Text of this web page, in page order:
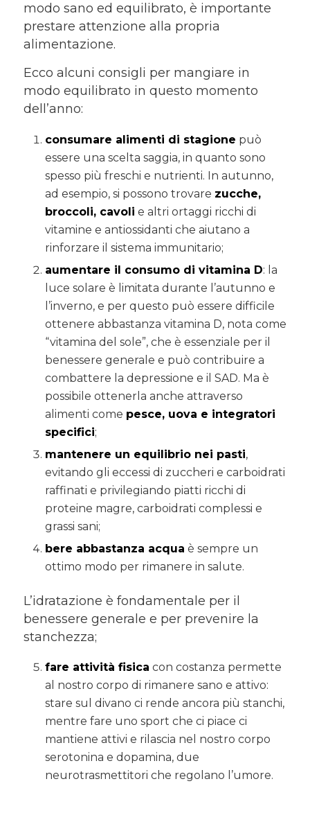
modo sano ed equilibrato, è importante
prestare attenzione alla propria
alimentazione.
Ecco alcuni consigli per mangiare in
modo equilibrato in questo momento
dell’anno:
consumare alimenti di stagione può
essere una scelta saggia, in quanto sono
spesso più freschi e nutrienti. In autunno,
ad esempio, si possono trovare zucche,
broccoli, cavoli e altri ortaggi ricchi di
vitamine e antiossidanti che aiutano a
rinforzare il sistema immunitario;
aumentare il consumo di vitamina D: la
luce solare è limitata durante l’autunno e
l’inverno, e per questo può essere difficile
ottenere abbastanza vitamina D, nota come
“vitamina del sole”, che è essenziale per il
benessere generale e può contribuire a
combattere la depressione e il SAD. Ma è
possibile ottenerla anche attraverso
alimenti come pesce, uova e integratori
specifici;
mantenere un equilibrio nei pasti,
evitando gli eccessi di zuccheri e carboidrati
raffinati e privilegiando piatti ricchi di
proteine magre, carboidrati complessi e
grassi sani;
bere abbastanza acqua è sempre un
ottimo modo per rimanere in salute.
L’idratazione è fondamentale per il
benessere generale e per prevenire la
stanchezza;
fare attività fisica con costanza permette
al nostro corpo di rimanere sano e attivo:
stare sul divano ci rende ancora più stanchi,
mentre fare uno sport che ci piace ci
mantiene attivi e rilascia nel nostro corpo
serotonina e dopamina, due
neurotrasmettitori che regolano l’umore.